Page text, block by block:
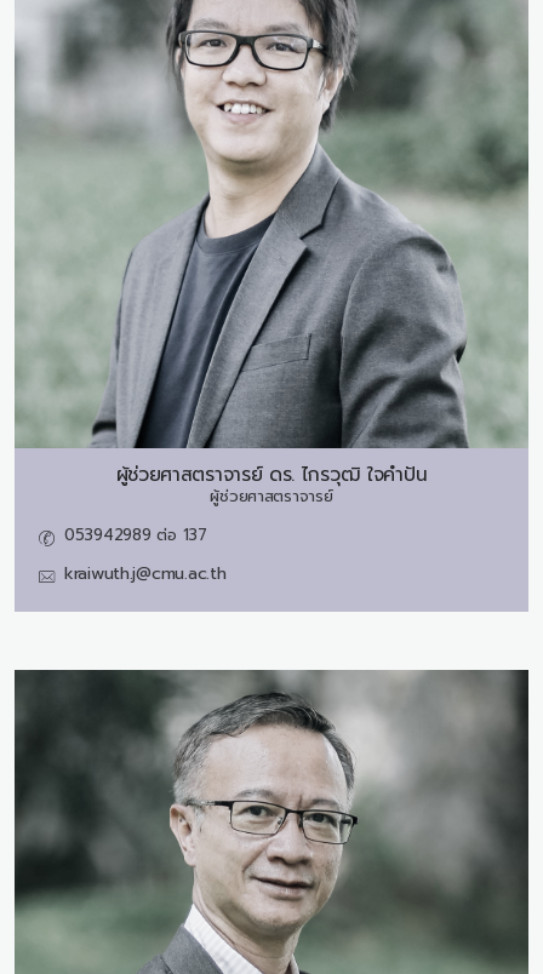
ผู้ช่วยศาสตราจารย์ ดร. ไกรวุฒิ ใจคำปัน
ผู้ช่วยศาสตราจารย์
053942989 ต่อ 137
kraiwuth.j@cmu.ac.th